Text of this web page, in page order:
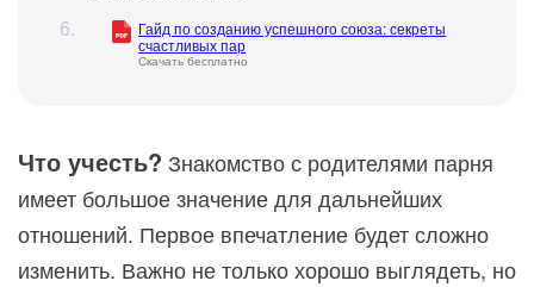
Гайд по созданию успешного союза: секреты
счастливых пар
Скачать бесплатно
Что учесть? Знакомство с родителями парня
имеет большое значение для дальнейших
отношений. Первое впечатление будет сложно
изменить. Важно не только хорошо выглядеть, но